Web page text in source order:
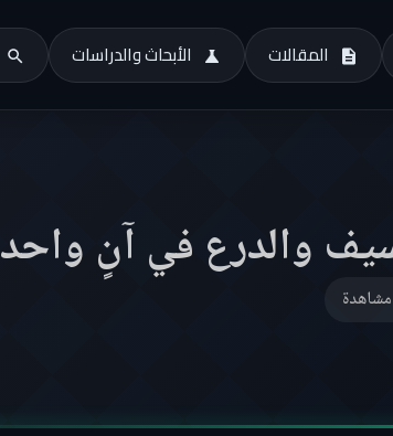
المقالات الأبحاث والدراسات
والدرع في آنٍ واحد